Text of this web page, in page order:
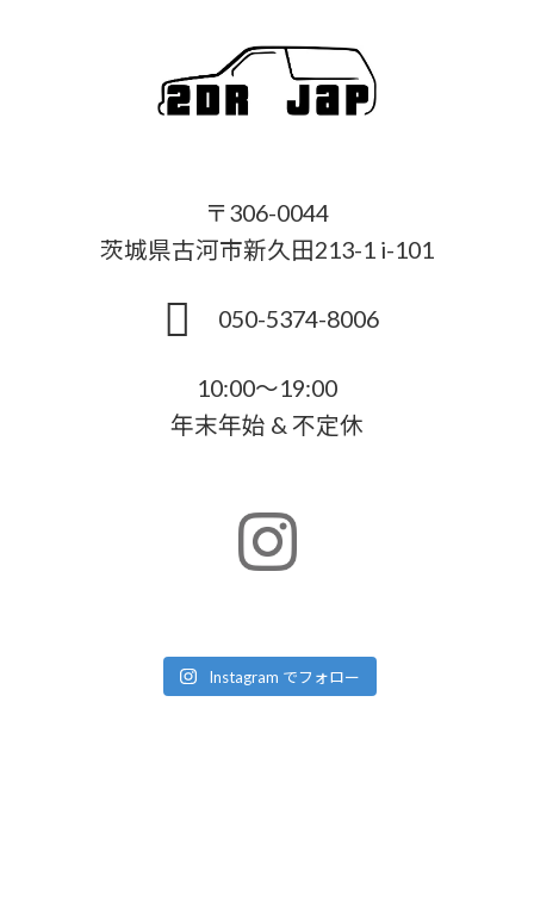
〒306-0044
茨城県古河市新久田213-1 i-101
050-5374-8006
10:00～19:00
年末年始 & 不定休
Instagram でフォロー